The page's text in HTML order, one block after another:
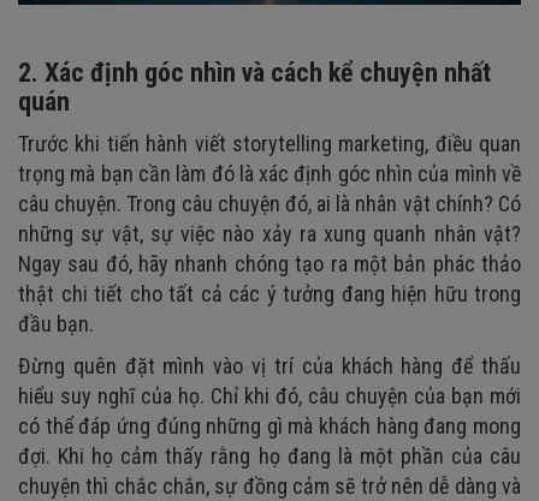
2. Xác định góc nhìn và cách kể chuyện nhất
quán
Trước khi tiến hành viết storytelling marketing, điều quan
trọng mà bạn cần làm đó là xác định góc nhìn của mình về
câu chuyện. Trong câu chuyện đó, ai là nhân vật chính? Có
những sự vật, sự việc nào xảy ra xung quanh nhân vật?
Ngay sau đó, hãy nhanh chóng tạo ra một bản phác thảo
thật chi tiết cho tất cả các ý tưởng đang hiện hữu trong
đầu bạn.
Đừng quên đặt mình vào vị trí của khách hàng để thấu
hiểu suy nghĩ của họ. Chỉ khi đó, câu chuyện của bạn mới
có thể đáp ứng đúng những gì mà khách hàng đang mong
đợi. Khi họ cảm thấy rằng họ đang là một phần của câu
chuyện thì chắc chắn, sự đồng cảm sẽ trở nên dễ dàng và